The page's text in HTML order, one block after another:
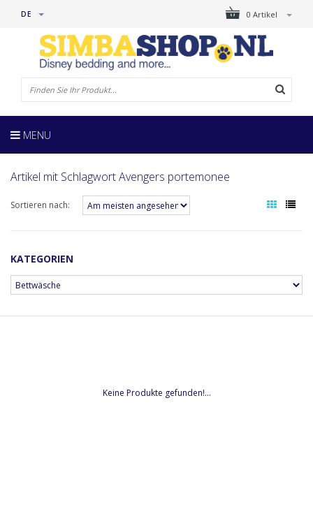
0 Artikel
DE
MENU
Artikel mit Schlagwort Avengers portemonee
Sortieren nach:
KATEGORIEN
Keine Produkte gefunden!...